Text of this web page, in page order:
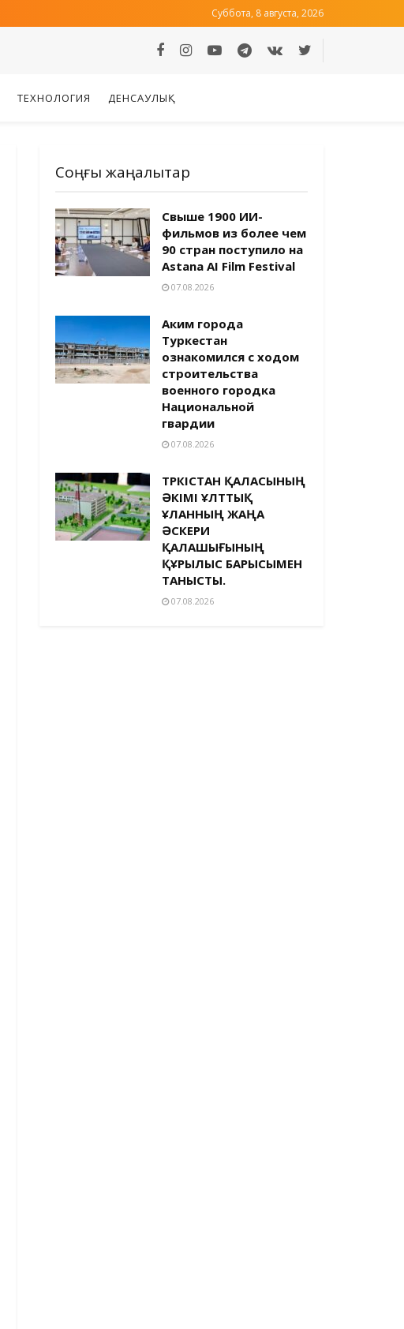
Суббота, 8 августа, 2026
ТЕХНОЛОГИЯ ДЕНСАУЛЫҚ
Соңғы жаңалықтар
Свыше 1900 ИИ-
фильмов из более чем
90 стран поступило на
Astana AI Film Festival
07.08.2026
Аким города
Туркестан
ознакомился с ходом
строительства
военного городка
Национальной
гвардии
07.08.2026
ТҮРКІСТАН ҚАЛАСЫНЫҢ
ӘКІМІ ҰЛТТЫҚ
ҰЛАННЫҢ ЖАҢА
ӘСКЕРИ
ҚАЛАШЫҒЫНЫҢ
ҚҰРЫЛЫС БАРЫСЫМЕН
ТАНЫСТЫ.
07.08.2026